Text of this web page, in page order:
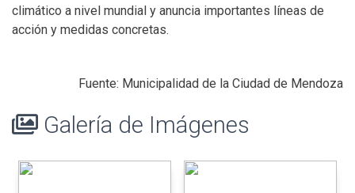
climático a nivel mundial y anuncia importantes líneas de
acción y medidas concretas.
Fuente: Municipalidad de la Ciudad de Mendoza
Galería de Imágenes